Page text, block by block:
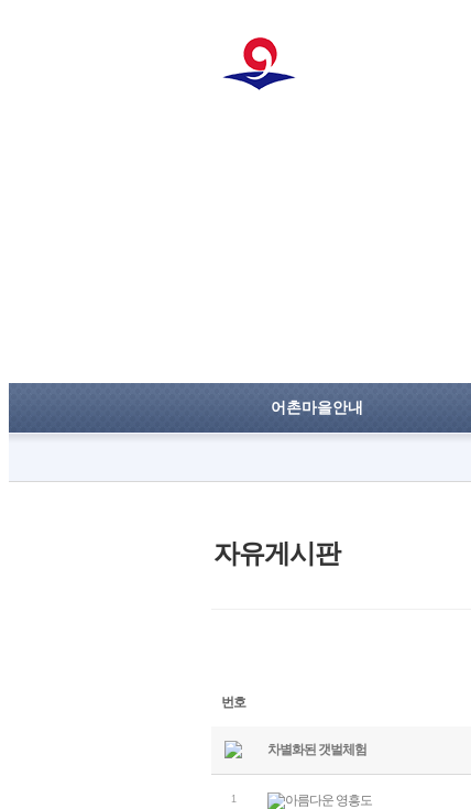
어촌마을안내
자유게시판
번호
차별화된 갯벌체험
1 아름다운 영흥도